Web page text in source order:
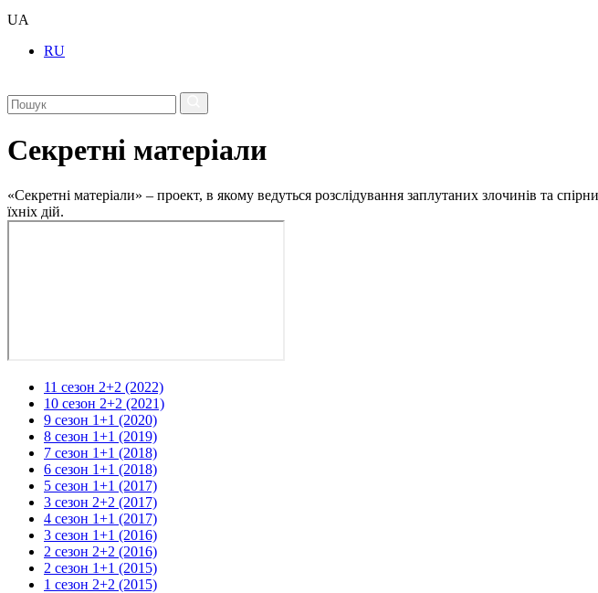
UA
RU
Секретні матеріали
«Секретні матеріали» – проект, в якому ведуться розслідування заплутаних злочинів та
їхніх дій.
11 сезон 2+2 (2022)
10 сезон 2+2 (2021)
9 сезон 1+1 (2020)
8 сезон 1+1 (2019)
7 сезон 1+1 (2018)
6 сезон 1+1 (2018)
5 сезон 1+1 (2017)
3 сезон 2+2 (2017)
4 сезон 1+1 (2017)
3 сезон 1+1 (2016)
2 сезон 2+2 (2016)
2 сезон 1+1 (2015)
1 сезон 2+2 (2015)